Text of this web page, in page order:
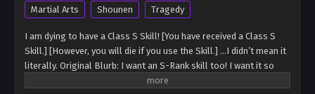
Martial Arts
Shounen Tragedy
I am dying to have a Class S Skill! [You have received a Class S
Skill.] [However, you will die if you use the Skill.] …I didn’t mean it
literally. Original Blurb: I want an S-Rank skill too! I want it so
badly, I would even die for it! [You have awakened an S-Rank skill.]